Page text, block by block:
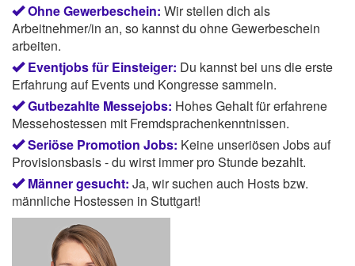
Ohne Gewerbeschein: Wir stellen dich als
Arbeitnehmer/in an, so kannst du ohne Gewerbeschein
arbeiten.
Eventjobs für Einsteiger: Du kannst bei uns die erste
Erfahrung auf Events und Kongresse sammeln.
Gutbezahlte Messejobs: Hohes Gehalt für erfahrene
Messehostessen mit Fremdsprachenkenntnissen.
Seriöse Promotion Jobs: Keine unseriösen Jobs auf
Provisionsbasis - du wirst immer pro Stunde bezahlt.
Männer gesucht: Ja, wir suchen auch Hosts bzw.
männliche Hostessen in Stuttgart!